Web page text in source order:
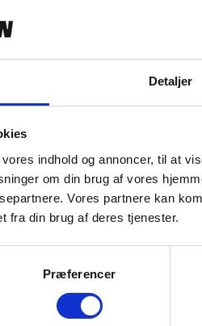
Detaljer
indhold og annoncer, til at
om din brug af vores
Vores partnere kan
fra din brug af deres tjenester.
Præferencer
399,00 kr
0.0 kg